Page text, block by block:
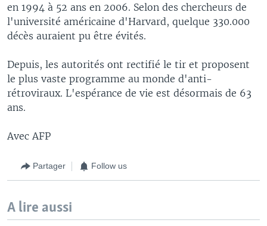
en 1994 à 52 ans en 2006. Selon des chercheurs de
l'université américaine d'Harvard, quelque 330.000
décès auraient pu être évités.
Depuis, les autorités ont rectifié le tir et proposent
le plus vaste programme au monde d'anti-
rétroviraux. L'espérance de vie est désormais de 63
ans.
Avec AFP
Partager Follow us
A lire aussi